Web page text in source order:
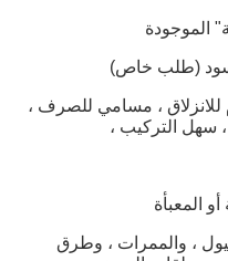
، مسامي للصرف ،
سهل التركيب ،
، والممرات ، وطرق